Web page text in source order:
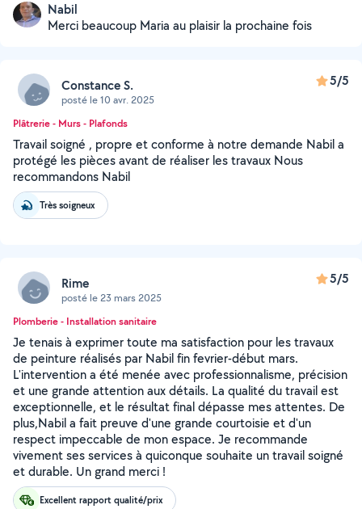
Nabil
Merci beaucoup Maria au plaisir la prochaine fois
Constance S.
posté le 10 avr. 2025
5/5
Plâtrerie - Murs - Plafonds
Travail soigné , propre et conforme à notre demande Nabil a
protégé les pièces avant de réaliser les travaux Nous
recommandons Nabil
Très soigneux
Rime
posté le 23 mars 2025
5/5
Plomberie - Installation sanitaire
Je tenais à exprimer toute ma satisfaction pour les travaux
de peinture réalisés par Nabil fin fevrier-début mars.
L'intervention a été menée avec professionnalisme, précision
et une grande attention aux détails. La qualité du travail est
exceptionnelle, et le résultat final dépasse mes attentes. De
plus,Nabil a fait preuve d'une grande courtoisie et d'un
respect impeccable de mon espace. Je recommande
vivement ses services à quiconque souhaite un travail soigné
et durable. Un grand merci !
Excellent rapport qualité/prix